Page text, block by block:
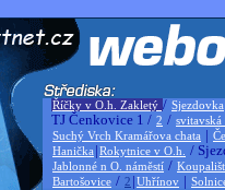
Říčky v O.h. Zakletý / Sjezdovka
TJ Čenkovice 1 / 2 / svitavská
Suchý Vrch Kramářova chata |
Hanička |Rokytnice v O.h. /
Jablonné n O. náměstí /
Bartošovice / 2 |Uhřínov |